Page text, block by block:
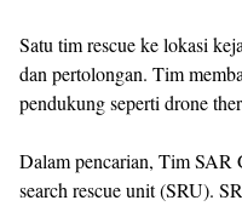
Satu tim rescue ke lokasi
dan pertolongan. Tim
pendukung seperti drone
Dalam pencarian, Tim SAR
search rescue unit (SRU).